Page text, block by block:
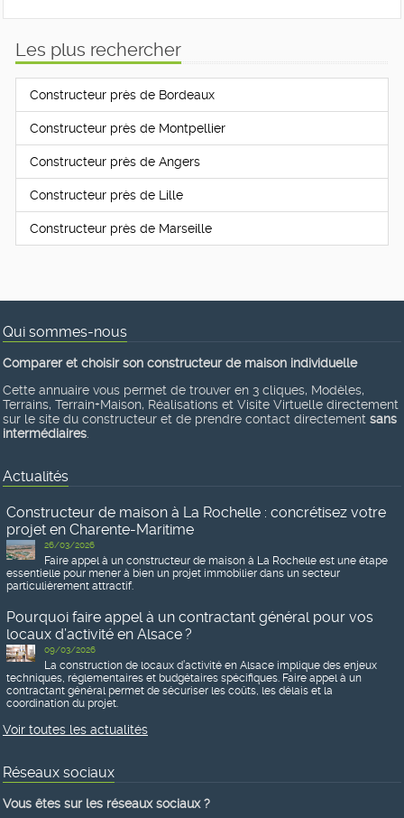
Les plus rechercher
Constructeur près de Bordeaux
Constructeur près de Montpellier
Constructeur près de Angers
Constructeur près de Lille
Constructeur près de Marseille
Qui sommes-nous
Comparer et choisir son constructeur de maison individuelle
Cette annuaire vous permet de trouver en 3 cliques, Modèles,
Terrains, Terrain+Maison, Réalisations et Visite Virtuelle directement
sur le site du constructeur et de prendre contact directement sans
intermédiaires
Actualités
Constructeur de maison à La Rochelle : concrétisez votre
projet en Charente-Maritime
26/03/2026
Faire appel à un constructeur de maison à La Rochelle est une étape
essentielle pour mener à bien un projet immobilier dans un secteur
particulièrement attractif.
Pourquoi faire appel à un contractant général pour vos
locaux d’activité en Alsace ?
09/03/2026
La construction de locaux d’activité en Alsace implique des enjeux
techniques, réglementaires et budgétaires spécifiques. Faire appel à un
contractant général permet de sécuriser les coûts, les délais et la
coordination du projet.
Voir toutes les actualités
Réseaux sociaux
Vous êtes sur les réseaux sociaux ?